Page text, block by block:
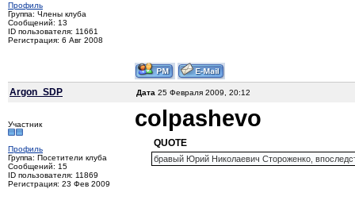
Профиль
Группа: Члены клуба
Сообщений: 13
ID пользователя: 11661
Регистрация: 6 Авг 2008
Argon_SDP Дата 25 Февраля 2009, 20:12
Участник
Профиль
Группа: Посетители клуба
Сообщений: 15
ID пользователя: 11869
Регистрация: 23 Фев 2009
colpashevo
QUOTE
бравый Юрий Николаевич Стороженко,